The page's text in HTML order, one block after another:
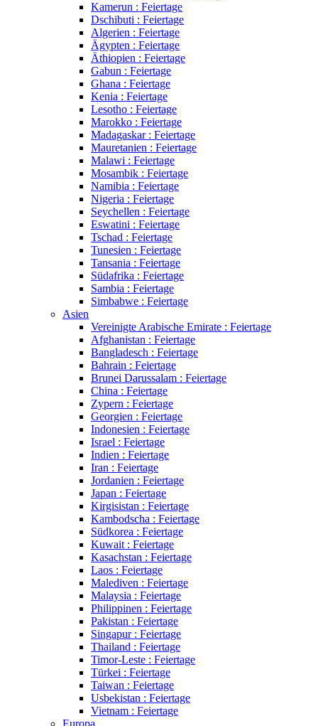
Kamerun : Feiertage
Dschibuti : Feiertage
Algerien : Feiertage
Ägypten : Feiertage
Äthiopien : Feiertage
Gabun : Feiertage
Ghana : Feiertage
Kenia : Feiertage
Lesotho : Feiertage
Marokko : Feiertage
Madagaskar : Feiertage
Mauretanien : Feiertage
Malawi : Feiertage
Mosambik : Feiertage
Namibia : Feiertage
Nigeria : Feiertage
Seychellen : Feiertage
Eswatini : Feiertage
Tschad : Feiertage
Tunesien : Feiertage
Tansania : Feiertage
Südafrika : Feiertage
Sambia : Feiertage
Simbabwe : Feiertage
Asien
Vereinigte Arabische Emirate : Feiertage
Afghanistan : Feiertage
Bangladesch : Feiertage
Bahrain : Feiertage
Brunei Darussalam : Feiertage
China : Feiertage
Zypern : Feiertage
Georgien : Feiertage
Indonesien : Feiertage
Israel : Feiertage
Indien : Feiertage
Iran : Feiertage
Jordanien : Feiertage
Japan : Feiertage
Kirgisistan : Feiertage
Kambodscha : Feiertage
Südkorea : Feiertage
Kuwait : Feiertage
Kasachstan : Feiertage
Laos : Feiertage
Malediven : Feiertage
Malaysia : Feiertage
Philippinen : Feiertage
Pakistan : Feiertage
Singapur : Feiertage
Thailand : Feiertage
Timor-Leste : Feiertage
Türkei : Feiertage
Taiwan : Feiertage
Usbekistan : Feiertage
Vietnam : Feiertage
Europa